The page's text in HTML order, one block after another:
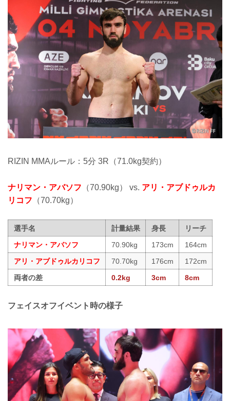
RIZIN MMAルール：5分 3R（71.0kg契約）
ナリマン・アバソフ （70.90kg） vs. アリ・アブドゥルカ
リコフ （70.70kg）
選手名 計量結果 身長
リーチ
ナリマン・アバソフ
70.90kg 173cm
164cm
アリ・アブドゥルカリコフ
70.70kg 176cm
172cm
両者の差
0.2kg 3cm 8cm
フェイスオフイベント時の様子